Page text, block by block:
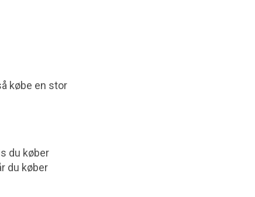
købe en stor
du køber
du køber